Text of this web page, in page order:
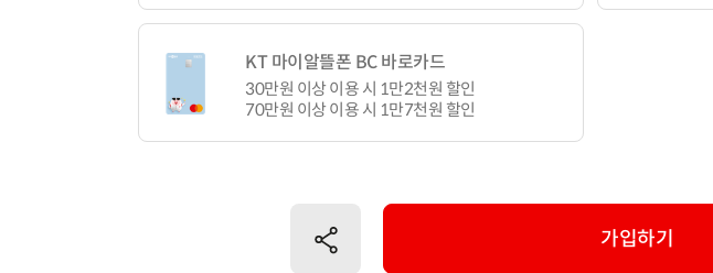
KT 마이알뜰폰 BC 바로카드
30만원 이상 이용 시 1만2천원 할인
70만원 이상 이용 시 1만7천원 할인
공유하기 가입하기